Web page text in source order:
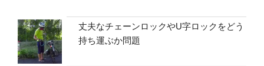
丈夫なチェーンロックやU字ロックをどう
持ち運ぶか問題